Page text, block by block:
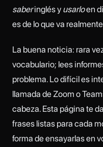
saberinglés y usarloen
es de lo que va
La buena noticia: rara
vocabulario; lees
problema. Lo difícil es
llamada de Zoom o
cabeza. Esta página te
frases listas para cada
forma de ensayarlas en